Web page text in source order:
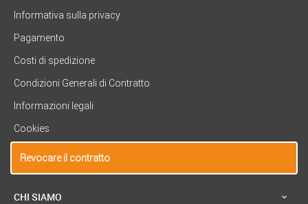
Informativa sulla privacy
Pagamento
Costi di spedizione
Condizioni Generali di Contratto
Informazioni legali
Cookies
Revocare il contratto
CHI SIAMO